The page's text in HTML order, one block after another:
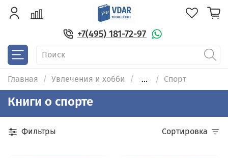
+7(495) 181-72-97
Главная Увлечения и хобби ... Спорт
Книги о спорте
Фильтры Сортировка